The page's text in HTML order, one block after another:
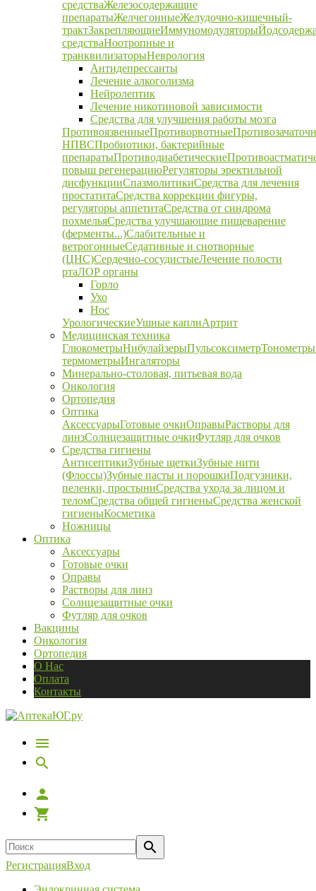
средстваЖелезосодержащие
препаратыЖелчегонныеЖелудочно-кишечный-
трактЗакрепляющиеИммуномодуляторы
средстваНоотропные и
транквилизаторыНеврология
Антидепрессанты
Лечение алкоголизма
Нейролептик
Лечение никотиновой зависимости
Средства для улучшения работы мозга
ПротивоязвенныеПротиворвотные
НПВСПробиотики, бактерийные
препаратыПротиводиабетические
повыш регенерациюРегуляторы эректильной
дисфункцииСпазмолитикиСредства для лечения
простатитаСредства коррекции фигуры,
регуляторы аппетитаСредства от синдрома
похмельяСредства улучшающие пищеварение
(ферменты...)Слабительные и
ветрогонныеСедативные и снотворные
(ЦНС)Сердечно-сосудистыеЛечение полости
ртаЛОР органы
Горло
Ухо
Нос
УрологическиеУшные каплиАртрит
Медицинская техника
ГлюкометрыНибулайзерыПульсоксиметрТонометры
термометрыИнгаляторы
Минерально-столовая, питьевая вода
Онкология
Ортопедия
Оптика
АксессуарыГотовые очкиОправыРастворы для
линзСолнцезащитные очкиФутляр для очков
Средства гигиены
АнтисептикиЗубные щеткиЗубные нити
(Флоссы)Зубные пасты и порошкиПодгузники,
пеленки, простыниСредства ухода за лицом и
теломСредства общей гигиеныСредства женской
гигиеныКосметика
Ножницы
Оптика
Аксессуары
Готовые очки
Оправы
Растворы для линз
Солнцезащитные очки
Футляр для очков
Вакцины
Онкология
Ортопедия
О Нас
Оплата
Контакты
РегистрацияВход